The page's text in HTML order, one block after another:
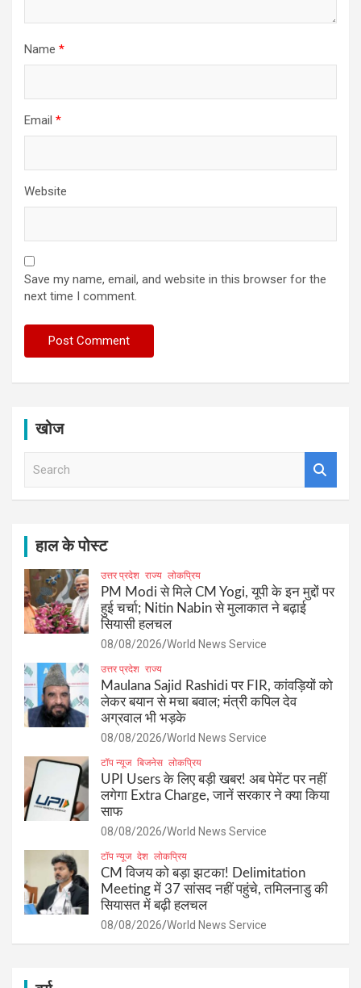
Name *
Email *
Website
Save my name, email, and website in this browser for the
next time I comment.
खोज
हाल के पोस्ट
उत्तर प्रदेश राज्य लोकप्रिय
PM Modi से मिले CM Yogi, यूपी के इन मुद्दों पर
हुई चर्चा; Nitin Nabin से मुलाकात ने बढ़ाई
सियासी हलचल
08/08/2026 World News Service
उत्तर प्रदेश राज्य
Maulana Sajid Rashidi पर FIR, कांवड़ियों को
लेकर बयान से मचा बवाल; मंत्री कपिल देव
अग्रवाल भी भड़के
08/08/2026 World News Service
टॉप न्यूज बिजनेस लोकप्रिय
UPI Users के लिए बड़ी खबर! अब पेमेंट पर नहीं
लगेगा Extra Charge, जानें सरकार ने क्या किया
साफ
08/08/2026 World News Service
टॉप न्यूज देश लोकप्रिय
CM विजय को बड़ा झटका! Delimitation
Meeting में 37 सांसद नहीं पहुंचे, तमिलनाडु की
सियासत में बढ़ी हलचल
08/08/2026 World News Service